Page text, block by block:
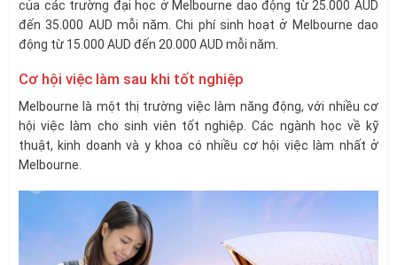
của các trường đại học ở Melbourne dao động từ 25.000 AUD
đến 35.000 AUD mỗi năm. Chi phí sinh hoạt ở Melbourne dao
động từ 15.000 AUD đến 20.000 AUD mỗi năm.
Cơ hội việc làm sau khi tốt nghiệp
Melbourne là một thị trường việc làm năng động, với nhiều cơ
hội việc làm cho sinh viên tốt nghiệp. Các ngành học về kỹ
thuật, kinh doanh và y khoa có nhiều cơ hội việc làm nhất ở
Melbourne.